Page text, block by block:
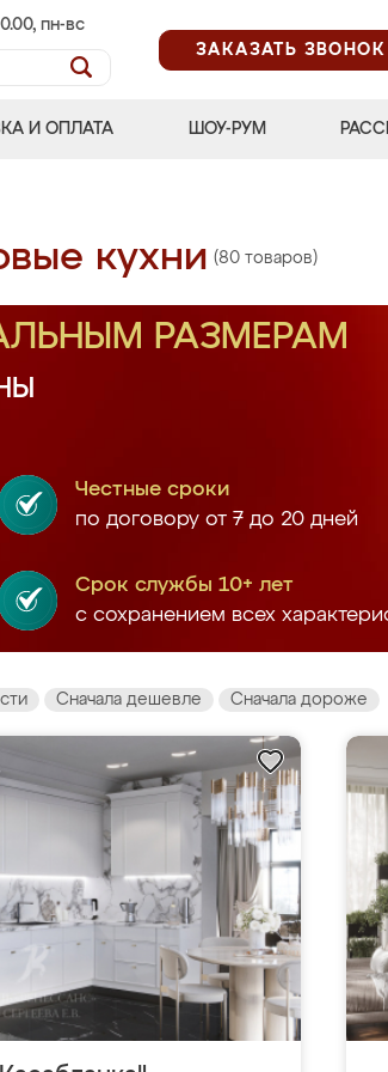
пн-вс
ЗАКАЗАТЬ ЗВОНОК
И ОПЛАТА ШОУ-РУМ
кухни (80 товаров)
РАЗМЕРАМ
Честные сроки
по договору от 7 до 20 дней
Срок службы 10+ лет
с сохранением всех
Сначала дешевле Сначала дороже